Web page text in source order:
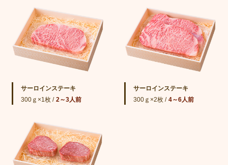
サーロインステーキ
300ｇ×1枚 / 2～3人前
サーロインステーキ
300ｇ×2枚 / 4～6人前